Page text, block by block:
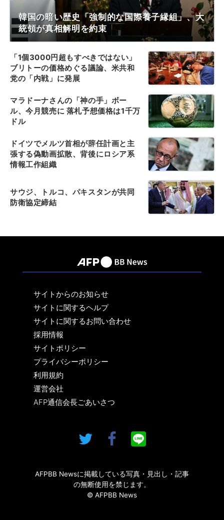
韓国の暗い歴史「強制的な国際養子縁組」、大
統領が真相解明を約束
「1個3000円超もすべきではない」
ブリトーの価格めぐる議論、米共和
党の「内戦」に発展
マラドーナさんの「神の手」ボー
ル、今月競売に 落札予想価格は1千万
ドル
ドイツでメルツ首相が辞任計画と主
張する偽動画拡散、背後にロシア系
情報工作組織
サウジ、トルコ、パキスタンが共同
防衛協定締結
サイトからのお知らせ
サイトに関するヘルプ
サイトに関するお問い合わせ
採用情報
サイトポリシー
プライバシーポリシー
利用規約
運営会社
AFP通信会長ごあいさつ
AFPBB Newsに掲載している写真・見出し・記事
の無断使用を禁じます。
© AFPBB News